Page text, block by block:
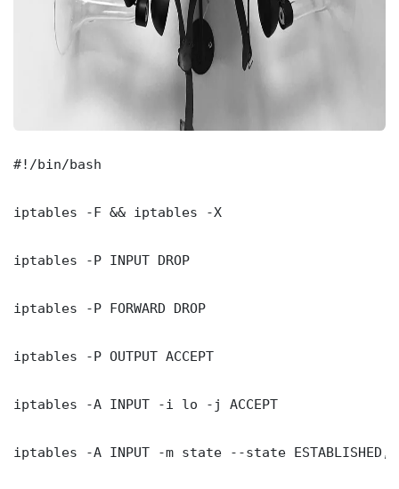
#!/bin/bash
iptables -F && iptables -X
iptables -P INPUT DROP
iptables -P FORWARD DROP
iptables -P OUTPUT ACCEPT
iptables -A INPUT -i lo -j ACCEPT
iptables -A INPUT -m state --state ESTABLISHED,